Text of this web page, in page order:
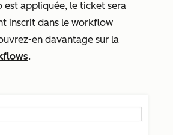
est appliquée, le ticket sera
inscrit dans le workflow
en davantage sur la
.